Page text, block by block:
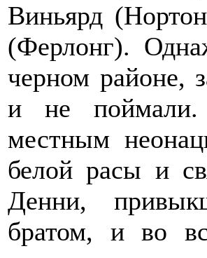
Виньярд
(Ферлонг).
черном районе,
и не поймали.
местным
белой расы и
Денни,
братом, и во